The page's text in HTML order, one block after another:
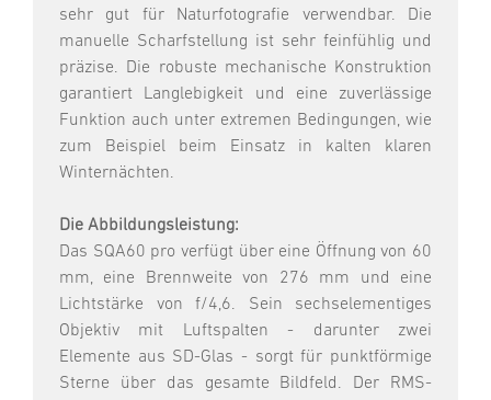
sehr gut für Naturfotografie verwendbar. Die
manuelle Scharfstellung ist sehr feinfühlig und
präzise. Die robuste mechanische Konstruktion
garantiert Langlebigkeit und eine zuverlässige
Funktion auch unter extremen Bedingungen, wie
zum Beispiel beim Einsatz in kalten klaren
Winternächten.
Die Abbildungsleistung:
Das SQA60 pro verfügt über eine Öffnung von 60
mm, eine Brennweite von 276 mm und eine
Lichtstärke von f/4,6. Sein sechselementiges
Objektiv mit Luftspalten - darunter zwei
Elemente aus SD-Glas - sorgt für punktförmige
Sterne über das gesamte Bildfeld. Der RMS-